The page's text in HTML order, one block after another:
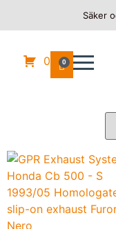
Säker
0 0
/CB
1998